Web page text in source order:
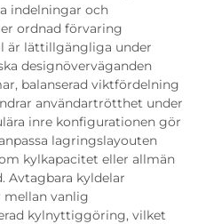
indelningar och
ordnad förvaring
är lättillgängliga under
designöverväganden
balanserad viktfördelning
användartrötthet under
inre konfigurationen gör
lagringslayouten
kylkapacitet eller allmän
Avtagbara kyldelar
vanlig
kylnyttiggöring, vilket